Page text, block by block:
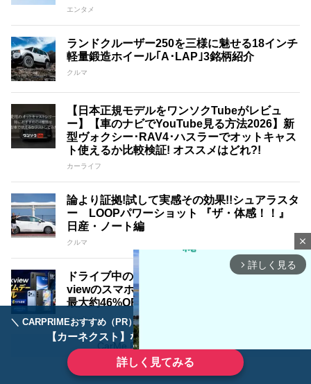
＼ CARPRIMEおすすめ（PR） ／
【カーネクスト】ならどんなクルマも高価買取
詳しく見てみる
エンタメ
ランドクルーザー250を三様に魅せる18インチ
軽量鍛造ホイール｢A･LAP｣3銘柄紹介
クルマ
【日本正規モデルをワンソクTubeがレビュ
ー】【車のナビでYouTube見る方法2026】新
型ヴォクシー･RAV4･ハスラーでオットキャス
ト使えるか比較検証! オススメはどれ?!
カーライフ
論より証拠!試して実感その効果!!シュアラスタ
ー LOOPパワーショット 『ザ・体感！！』
日産・ノート編
クルマ
ドライブ中の動画視聴やサブ端末にも。Black
viewのスマホ・タブレットがプライムデーで
最大約46%OFF相当に
エンタメ
CarMe Proをもっと見る
close
arrow_forward_ios 詳しく見る